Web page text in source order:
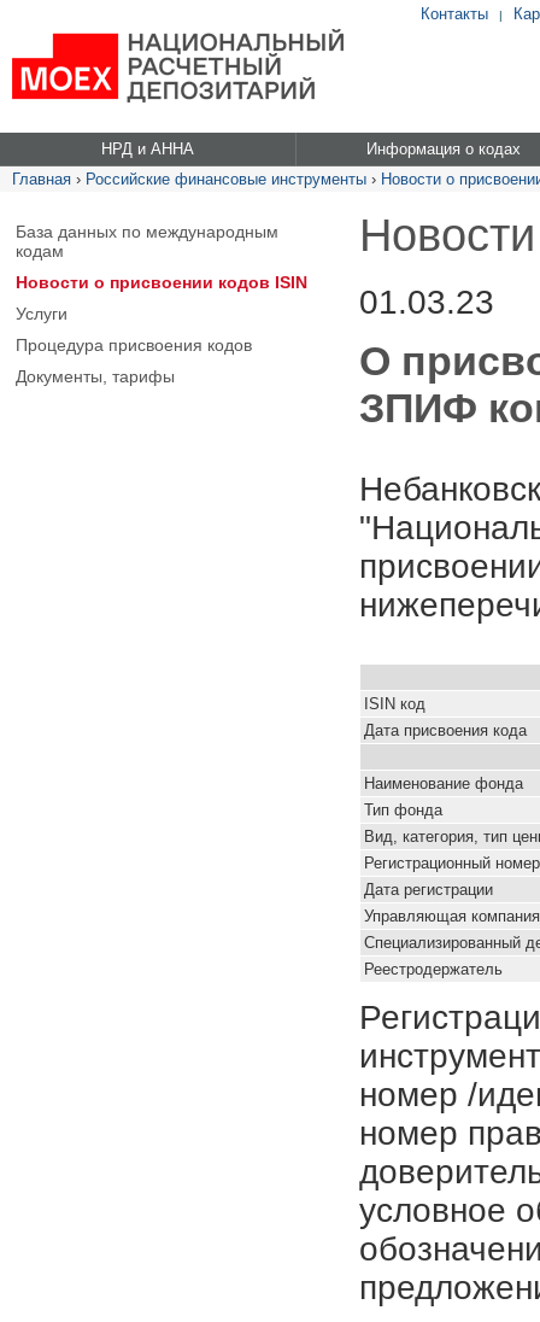
Контакты |
НРД и АННА
Информация о кодах
Главная › Российские финансовые инструменты › Новости о
База данных по международным
кодам
Новости о присвоении кодов ISIN
Услуги
Процедура присвоения кодов
Документы, тарифы
01.03.23
О
ЗПИФ
ISIN код
Дата присвоения кода
Наименование фонда
Тип фонда
Вид, категория, тип
Регистрационный номер
Дата регистрации
Управляющая компания
Специализированный
Реестродержатель
номер /
номер
условное